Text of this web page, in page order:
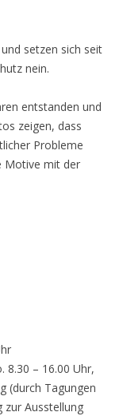
setzen sich seit
nein.
entstanden und
zeigen, dass
Probleme
Motive mit der
8.30 – 16.00 Uhr,
(durch Tagungen
zur Ausstellung